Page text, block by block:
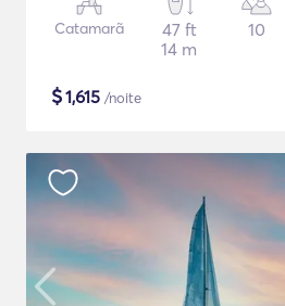
Catamarã
47 ft
14 m
10
$1,615 /noite